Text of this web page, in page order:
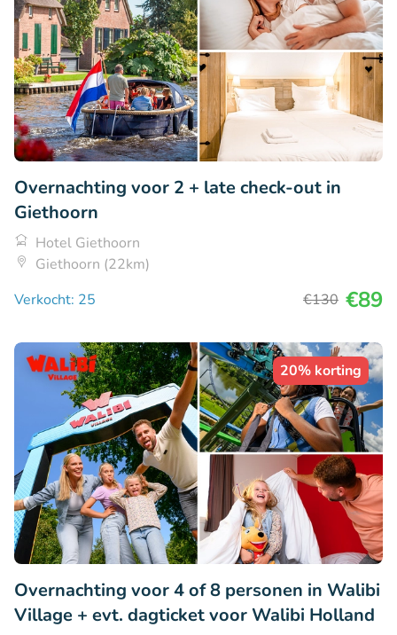
Overnachting voor 2 + late check-out in
Giethoorn
Hotel Giethoorn
Giethoorn (22km)
Verkocht: 25
€130 €89
20% korting
Overnachting voor 4 of 8 personen in Walibi
Village + evt. dagticket voor Walibi Holland